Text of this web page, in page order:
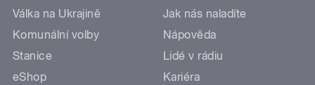
Válka na Ukrajině
Komunální volby
Stanice
eShop
Jak nás naladíte
Nápověda
Lidé v rádiu
Kariéra